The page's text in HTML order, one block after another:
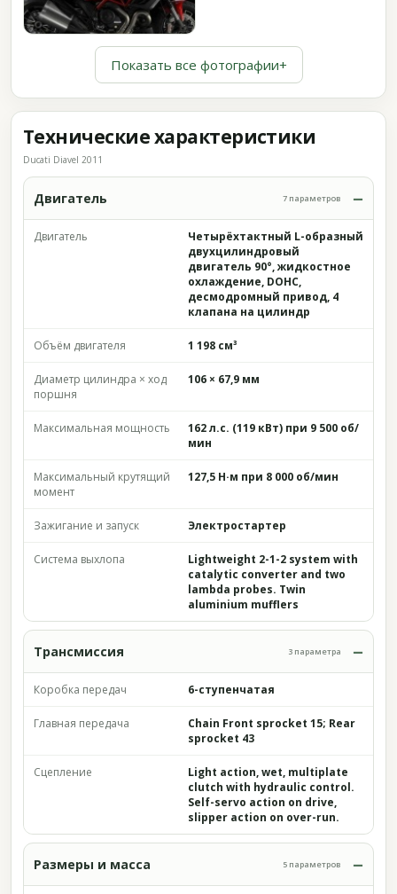
Показать все фотографии+
Технические характеристики
Ducati Diavel 2011
Двигатель 7 параметров
Двигатель
Четырёхтактный L-образный
двухцилиндровый
двигатель 90°, жидкостное
охлаждение, DOHC,
десмодромный привод, 4
клапана на цилиндр
Объём двигателя 1 198 см³
Диаметр цилиндра × ход
поршня
106 × 67,9 мм
Максимальная мощность
162 л.с. (119 кВт) при 9 500 об/
мин
Максимальный крутящий
момент
127,5 Н·м при 8 000 об/мин
Зажигание и запуск Электростартер
Система выхлопа
Lightweight 2-1-2 system with
catalytic converter and two
lambda probes. Twin
aluminium mufflers
Трансмиссия 3 параметра
Коробка передач 6-ступенчатая
Главная передача
Chain Front sprocket 15; Rear
sprocket 43
Сцепление
Light action, wet, multiplate
clutch with hydraulic control.
Self-servo action on drive,
slipper action on over-run.
Размеры и масса 5 параметров